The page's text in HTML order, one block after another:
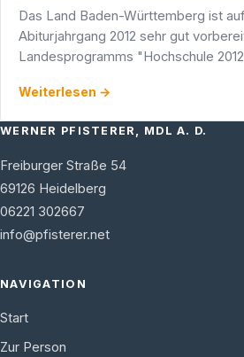
Das Land Baden-Württemberg ist
Abiturjahrgang 2012 sehr gut
Landesprogramms "Hochschule
Im …
Weiterlesen →
WERNER PFISTERER, MDL A. D.
Freiburger Straße 54
69126 Heidelberg
06221 302667
info@pfisterer.net
NAVIGATION
Start
Zur Person